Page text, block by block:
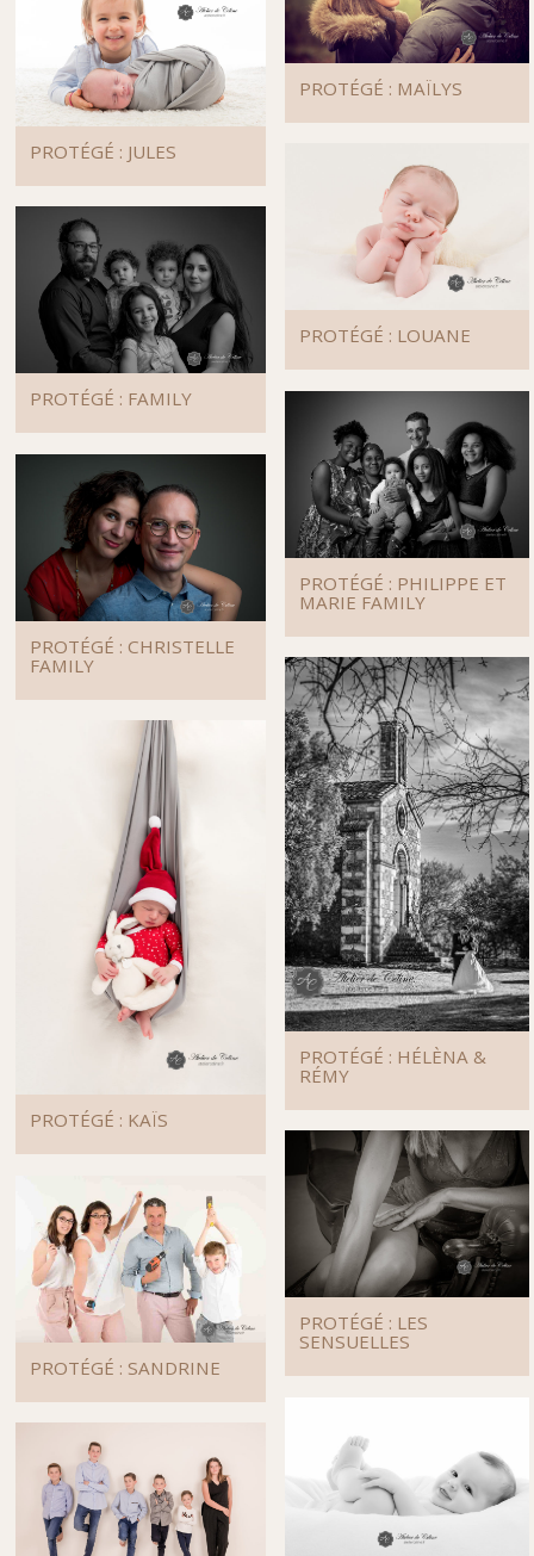
PROTÉGÉ : MAÏLYS
PROTÉGÉ : JULES
PROTÉGÉ : LOUANE
PROTÉGÉ : FAMILY
PROTÉGÉ : PHILIPPE ET
MARIE FAMILY
PROTÉGÉ : CHRISTELLE
FAMILY
PROTÉGÉ : HÉLÈNA &
RÉMY
PROTÉGÉ : KAÏS
PROTÉGÉ : LES
SENSUELLES
PROTÉGÉ : SANDRINE